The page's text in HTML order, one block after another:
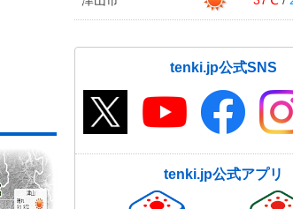
tenki.jp公式SNS
tenki.jp公式アプリ